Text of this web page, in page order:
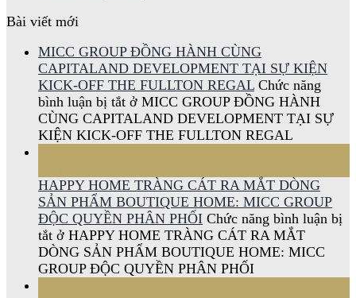
Bài viết mới
MICC GROUP ĐỒNG HÀNH CÙNG
CAPITALAND DEVELOPMENT TẠI SỰ KIỆN
KICK-OFF THE FULLTON REGAL Chức năng
bình luận bị tắt ở MICC GROUP ĐỒNG HÀNH
CÙNG CAPITALAND DEVELOPMENT TẠI SỰ
KIỆN KICK-OFF THE FULLTON REGAL
HAPPY HOME TRÀNG CÁT RA MẮT DÒNG
SẢN PHẨM BOUTIQUE HOME: MICC GROUP
ĐỘC QUYỀN PHÂN PHỐI Chức năng bình luận bị
tắt ở HAPPY HOME TRÀNG CÁT RA MẮT
DÒNG SẢN PHẨM BOUTIQUE HOME: MICC
GROUP ĐỘC QUYỀN PHÂN PHỐI